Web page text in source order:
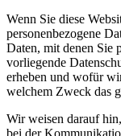
Wenn Sie diese
personenbezogene
Daten, mit denen Sie
vorliegende
erheben und wofür
welchem Zweck das
Wir weisen darauf